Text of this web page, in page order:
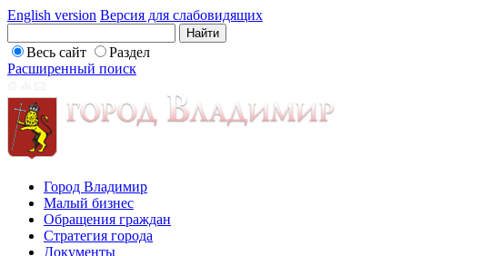
English version Версия для слабовидящих
Весь сайт
Раздел
Расширенный поиск
Город Владимир
Малый бизнес
Обращения граждан
Стратегия города
Документы